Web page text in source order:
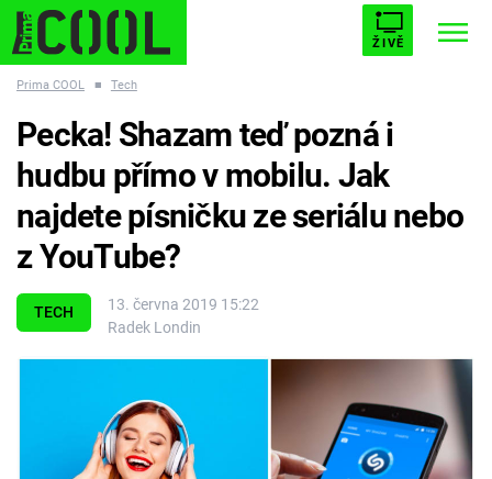
ŽIVĚ
ESCAPE PLNEJ KOTEL AVENGERS 5
Témata
Prima COOL ■ Tech
TECH
13. června 2019 15:22
Radek Londin
Pecka! Shazam teď pozná i
hudbu přímo v mobilu. Jak
najdete písničku ze seriálu nebo
z YouTube?